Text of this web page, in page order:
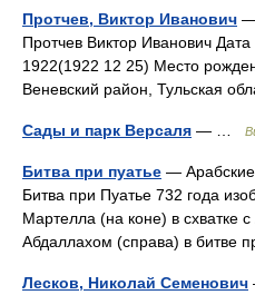
Протчев, Виктор Иванович —
Протчев Виктор Иванович
1922(1922 12 25) Место
Веневский район, Тульская
Сады и парк Версаля — …
Битва при пуатье —
Битва при Пуатье 732 года
Мартелла (на коне) в схватке
Абдаллахом (справа) в битве
Лесков, Николай Семенович